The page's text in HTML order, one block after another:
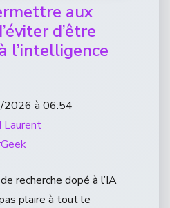
aux
d’être
l’intelligence
2026 à 06:54
Laurent
recherche dopé à l’IA
plaire à tout le